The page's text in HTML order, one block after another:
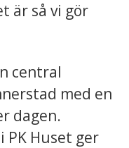
är så vi gör
central
med en
dagen.
PK Huset ger